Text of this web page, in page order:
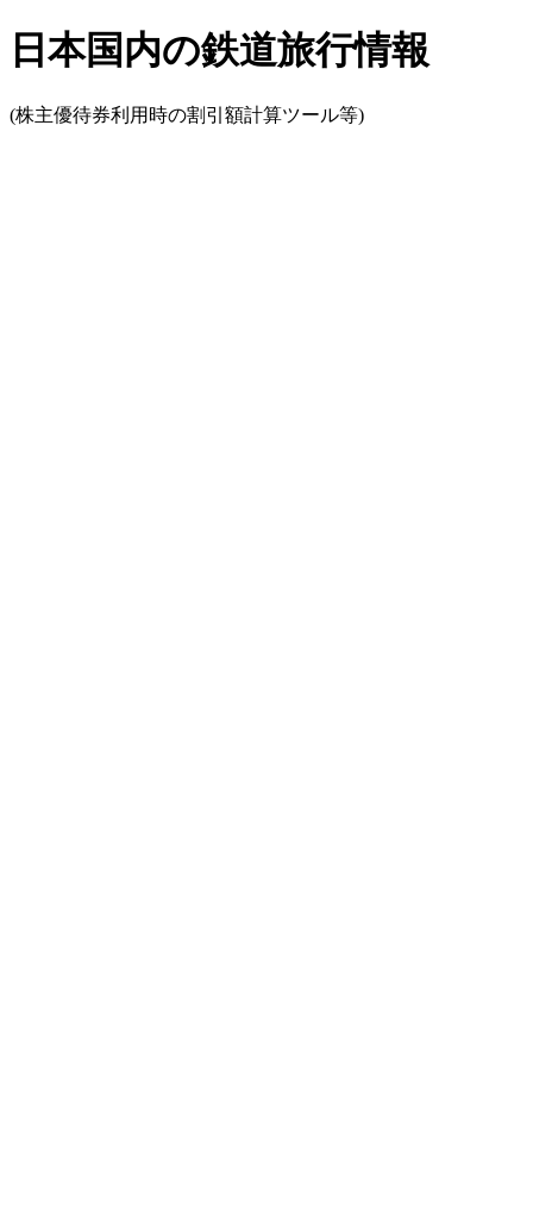
日本国内の鉄道旅行情報
(株主優待券利用時の割引額計算ツール等)